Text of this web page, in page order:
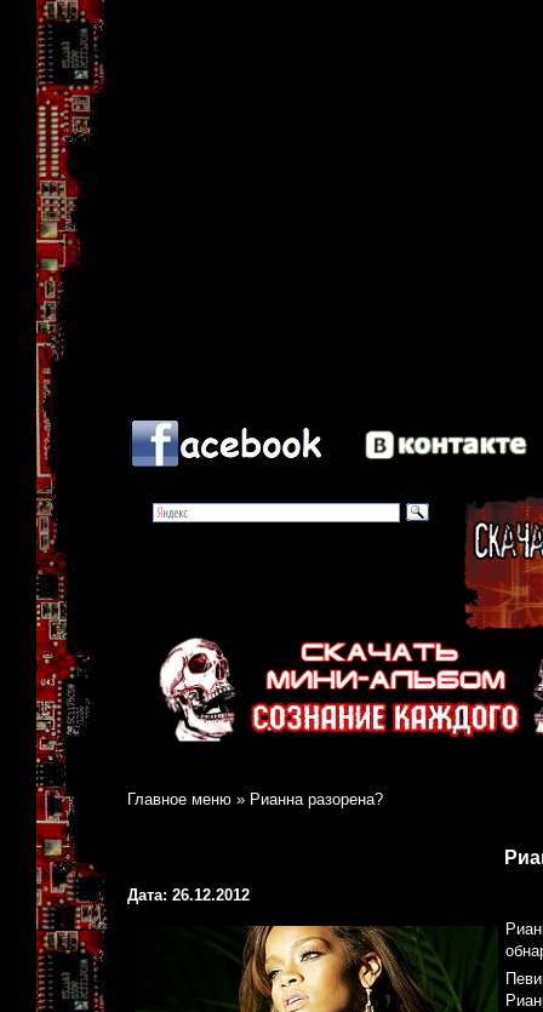
Главное меню » Рианна разорена?
Дата: 26.12.2012